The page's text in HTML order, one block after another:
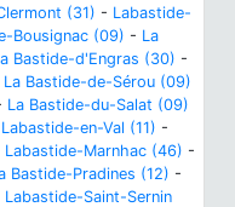
(31) - Labastide-
Bousignac (09) - La
Bastide-d'Engras (30) -
La Bastide-de-Sérou (09)
La Bastide-du-Salat (09)
Labastide-en-Val (11) -
Labastide-Marnhac (46) -
Bastide-Pradines (12) -
Labastide-Saint-Sernin